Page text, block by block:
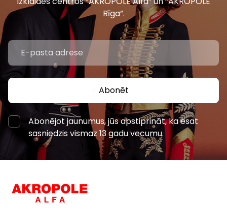
Rīga”.
Abonēt
Abonējot jaunumus, jūs apstiprināt, ka esat
sasniedzis vismaz 13 gadu vecumu.